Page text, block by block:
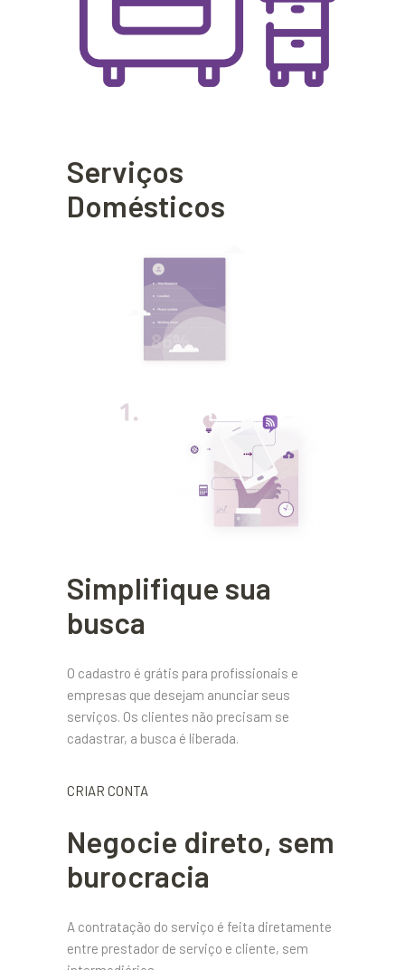
Serviços
Domésticos
Simplifique sua
busca
O cadastro é grátis para profissionais e
empresas que desejam anunciar seus
serviços. Os clientes não precisam se
cadastrar, a busca é liberada.
CRIAR CONTA
Negocie direto, sem
burocracia
A contratação do serviço é feita diretamente
entre prestador de serviço e cliente, sem